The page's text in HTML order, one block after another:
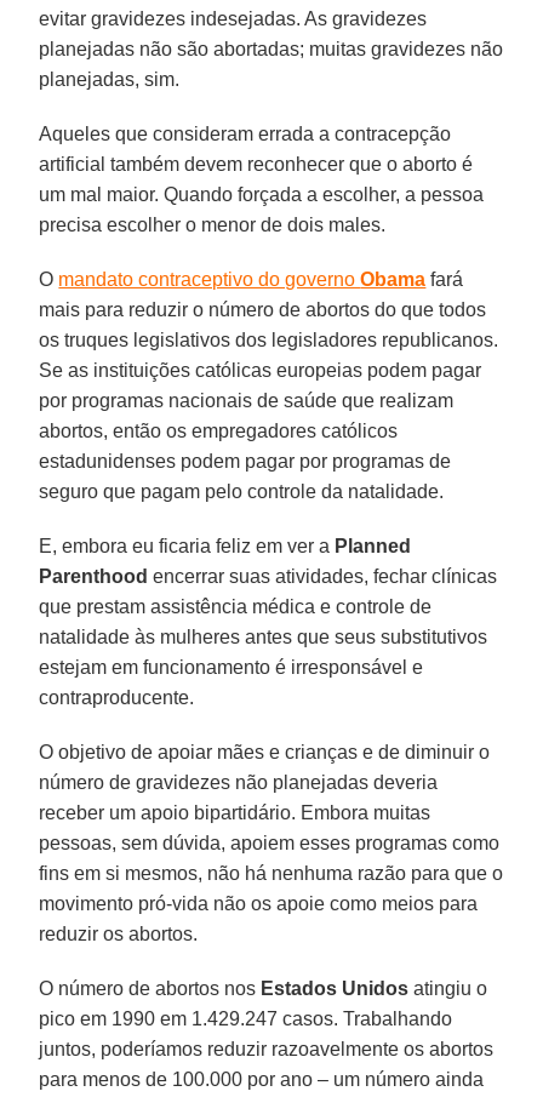
evitar gravidezes indesejadas. As gravidezes
planejadas não são abortadas; muitas gravidezes não
planejadas, sim.
Aqueles que consideram errada a contracepção
artificial também devem reconhecer que o aborto é
um mal maior. Quando forçada a escolher, a pessoa
precisa escolher o menor de dois males.
O mandato contraceptivo do governoObama fará
mais para reduzir o número de abortos do que todos
os truques legislativos dos legisladores republicanos.
Se as instituições católicas europeias podem pagar
por programas nacionais de saúde que realizam
abortos, então os empregadores católicos
estadunidenses podem pagar por programas de
seguro que pagam pelo controle da natalidade.
E, embora eu ficaria feliz em ver a Planned
Parenthood encerrar suas atividades, fechar clínicas
que prestam assistência médica e controle de
natalidade às mulheres antes que seus substitutivos
estejam em funcionamento é irresponsável e
contraproducente.
O objetivo de apoiar mães e crianças e de diminuir o
número de gravidezes não planejadas deveria
receber um apoio bipartidário. Embora muitas
pessoas, sem dúvida, apoiem esses programas como
fins em si mesmos, não há nenhuma razão para que o
movimento pró-vida não os apoie como meios para
reduzir os abortos.
O número de abortos nos Estados Unidos atingiu o
pico em 1990 em 1.429.247 casos. Trabalhando
juntos, poderíamos reduzir razoavelmente os abortos
para menos de 100.000 por ano – um número ainda